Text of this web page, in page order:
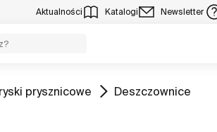
Aktualności Katalogi Newsletter
prysznicowe Zobacz
Deszczownice